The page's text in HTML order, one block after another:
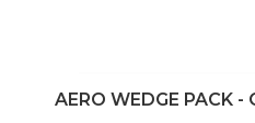
AERO WEDGE PACK -